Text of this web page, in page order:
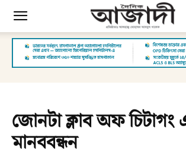
জোনটা ক্লাব অফ চিটাগং
মানববন্ধন